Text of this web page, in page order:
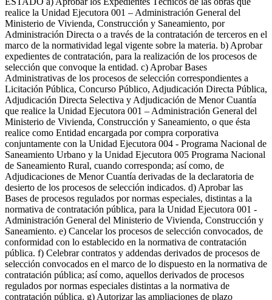
realice la Unidad Ejecutora 001 – Administración General del
Ministerio de Vivienda, Construcción y Saneamiento, por
Administración Directa o a través de la contratación de terceros en el
marco de la normatividad legal vigente sobre la materia. b) Aprobar
expedientes de contratación, para la realización de los procesos de
selección que convoque la entidad. c) Aprobar Bases
Administrativas de los procesos de selección correspondientes a
Licitación Pública, Concurso Público, Adjudicación Directa Pública,
Adjudicación Directa Selectiva y Adjudicación de Menor Cuantía
que realice la Unidad Ejecutora 001 – Administración General del
Ministerio de Vivienda, Construcción y Saneamiento, o que ésta
realice como Entidad encargada por compra corporativa
conjuntamente con la Unidad Ejecutora 004 - Programa Nacional de
Saneamiento Urbano y la Unidad Ejecutora 005 Programa Nacional
de Saneamiento Rural, cuando corresponda; así como, de
Adjudicaciones de Menor Cuantía derivadas de la declaratoria de
desierto de los procesos de selección indicados. d) Aprobar las
Bases de procesos regulados por normas especiales, distintas a la
normativa de contratación pública, para la Unidad Ejecutora 001 -
Administración General del Ministerio de Vivienda, Construcción y
Saneamiento. e) Cancelar los procesos de selección convocados, de
conformidad con lo establecido en la normativa de contratación
pública. f) Celebrar contratos y addendas derivados de procesos de
selección convocados en el marco de lo dispuesto en la normativa de
contratación pública; así como, aquellos derivados de procesos
regulados por normas especiales distintas a la normativa de
contratación pública. g) Autorizar las ampliaciones de plazo